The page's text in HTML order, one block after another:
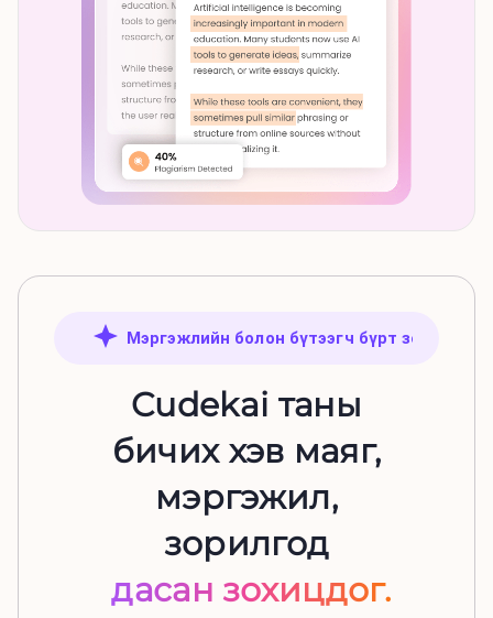
Мэргэжлийн болон бүтээгч бүрт зориулав
Cudekai таны
бичих хэв маяг,
мэргэжил,
зорилгод
дасан зохицдог.